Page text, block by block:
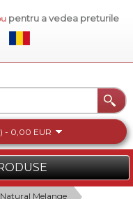
pentru a vedea preturile
- 0,00 EUR
Melange